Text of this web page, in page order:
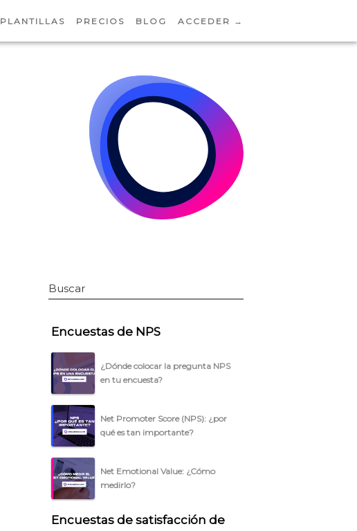
PLANTILLAS PRECIOS BLOG ACCEDER →
Buscar
Encuestas de NPS
¿Dónde colocar la pregunta NPS
en tu encuesta?
Net Promoter Score (NPS): ¿por
qué es tan importante?
Net Emotional Value: ¿Cómo
medirlo?
Encuestas de satisfacción de